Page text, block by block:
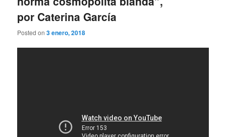
por Caterina García
Posted on3 enero, 2018